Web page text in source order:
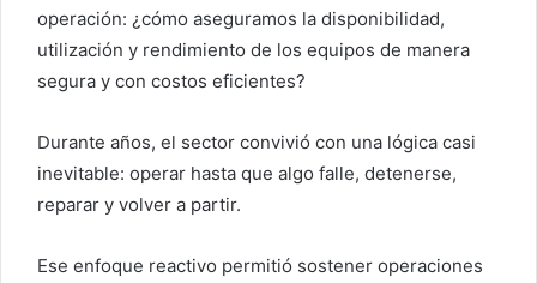
operación: ¿cómo aseguramos la disponibilidad,
utilización y rendimiento de los equipos de manera
segura y con costos eficientes?
Durante años, el sector convivió con una lógica casi
inevitable: operar hasta que algo falle, detenerse,
reparar y volver a partir.
Ese enfoque reactivo permitió sostener operaciones